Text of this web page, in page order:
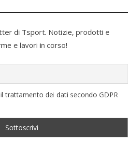
di Tsport. Notizie, prodotti e
e lavori in corso!
trattamento dei dati secondo GDPR